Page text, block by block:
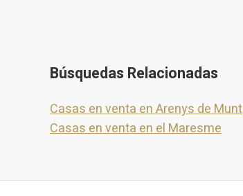
Búsquedas Relacionadas
Casas en venta en Arenys de Munt
Casas en venta en el Maresme